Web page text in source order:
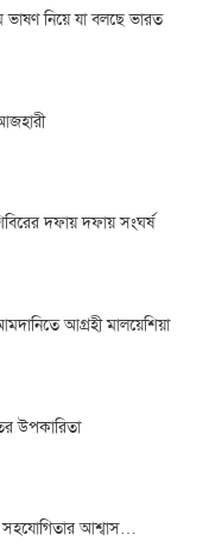
ভাষণ নিয়ে যা বলছে ভারত
দফায় দফায় সংঘর্ষ
আগ্রহী মালয়েশিয়া
উপকারিতা
সহযোগিতার আশ্বাস…